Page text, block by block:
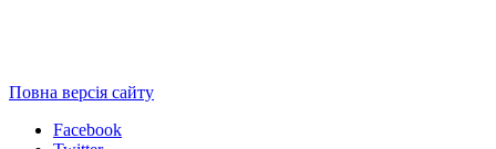
Повна версія сайту
Facebook